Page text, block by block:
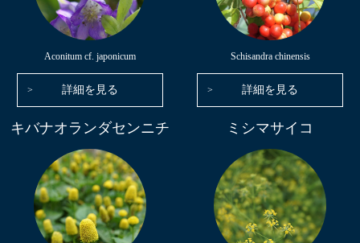
Aconitum cf. japonicum
詳細を見る
Schisandra chinensis
詳細を見る
キバナオランダセンニチ ミシマサイコ